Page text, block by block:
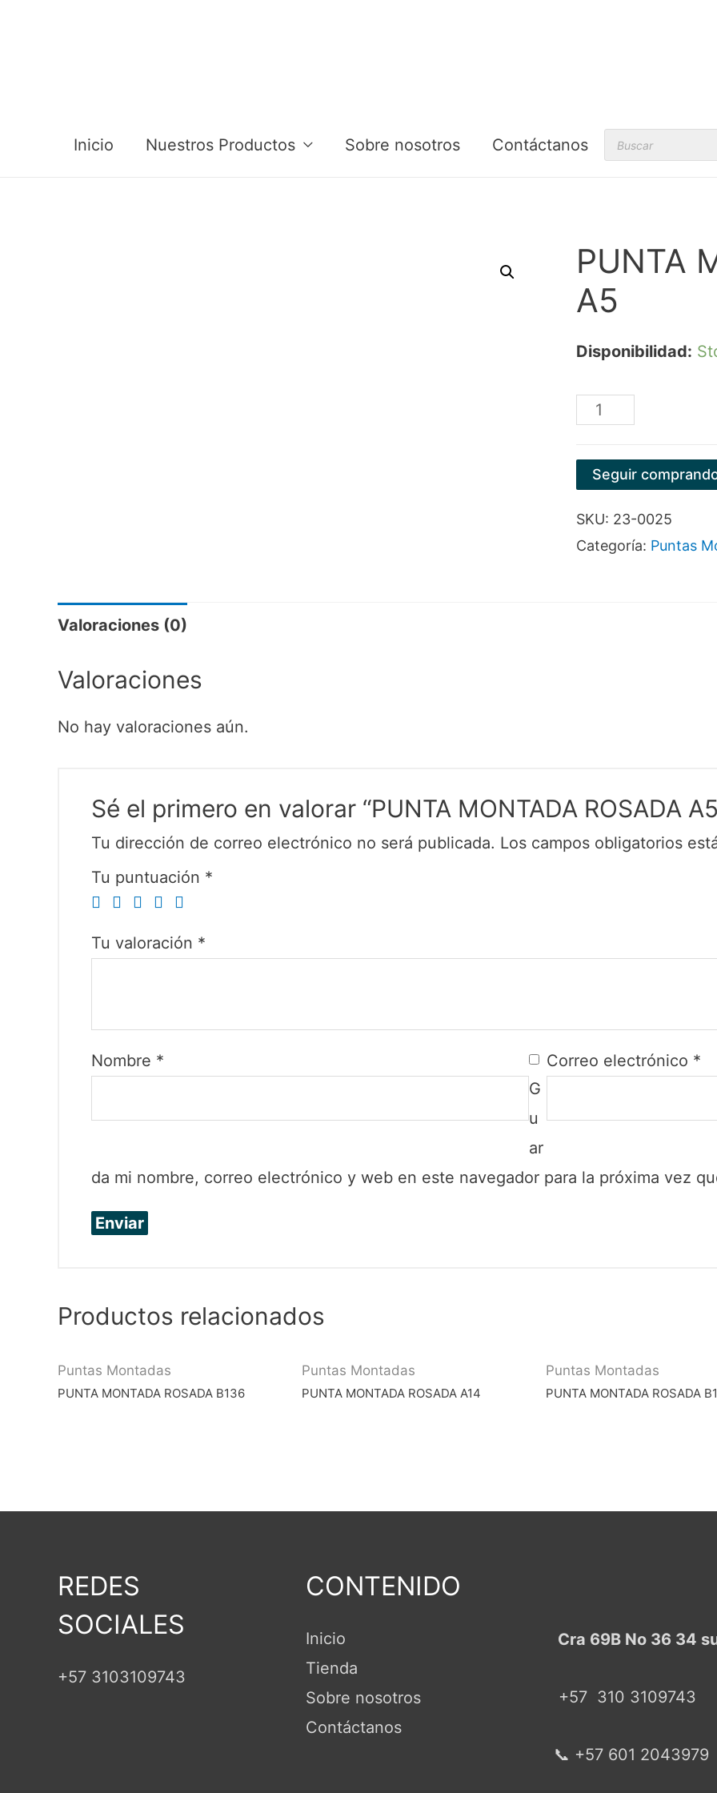
Inicio Nuestros Productos Sobre nosotros Contáctanos
Products
search
PUNTA
A5
Disponibilidad:
PUNTA
ROSADA
cantidad
Seguir
SKU: 23-0025
Categoría: Puntas
Valoraciones (0)
Valoraciones
No hay valoraciones aún.
Sé el primero en valorar “PUNTA MONTADA ROSADA
Tu dirección de correo electrónico no será publicada. Los campos obligatorios
Tu puntuación *
Tu valoración *
Nombre * Correo electrónico *
G
u
ar
da mi nombre, correo electrónico y web en este navegador para la próxima vez
Productos relacionados
Puntas Montadas
PUNTA MONTADA ROSADA B136
Puntas Montadas
PUNTA MONTADA ROSADA A14
Puntas Montadas
PUNTA MONTADA ROSADA
REDES
SOCIALES
+57 3103109743
CONTENIDO
Inicio
Tienda
Sobre nosotros
Contáctanos
Cra 69B No 36 34
+57 310 3109743
📞 +57 601 2043979